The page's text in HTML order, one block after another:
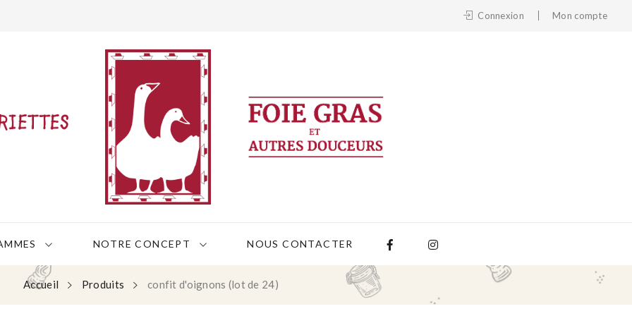
Connexion Mon compte
NOTRE CONCEPT NOUS CONTACTER
Accueil Produits confit d'oignons (lot de 24)